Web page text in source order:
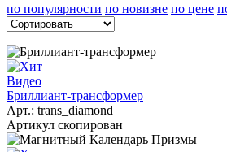
по популярности по новизне по цене
Видео
Бриллиант-трансформер
Арт.: trans_diamond
Артикул скопирован